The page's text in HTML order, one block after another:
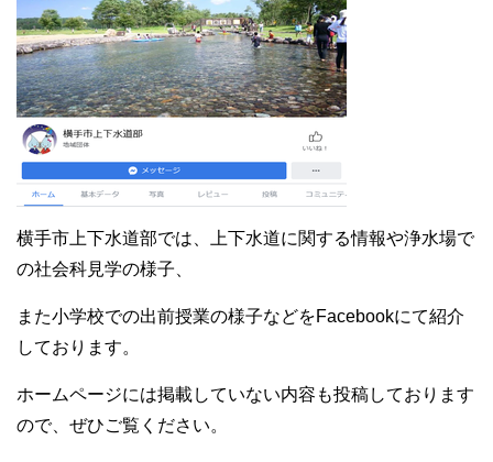
横手市上下水道部では、上下水道に関する情報や浄水場で
の社会科見学の様子、
また小学校での出前授業の様子などをFacebookにて紹介
しております。
ホームページには掲載していない内容も投稿しております
ので、ぜひご覧ください。